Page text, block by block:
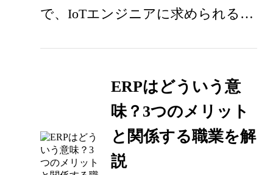
で、IoTエンジニアに求められる…
ERPはどういう意
味？3つのメリット
と関係する職業を解
説